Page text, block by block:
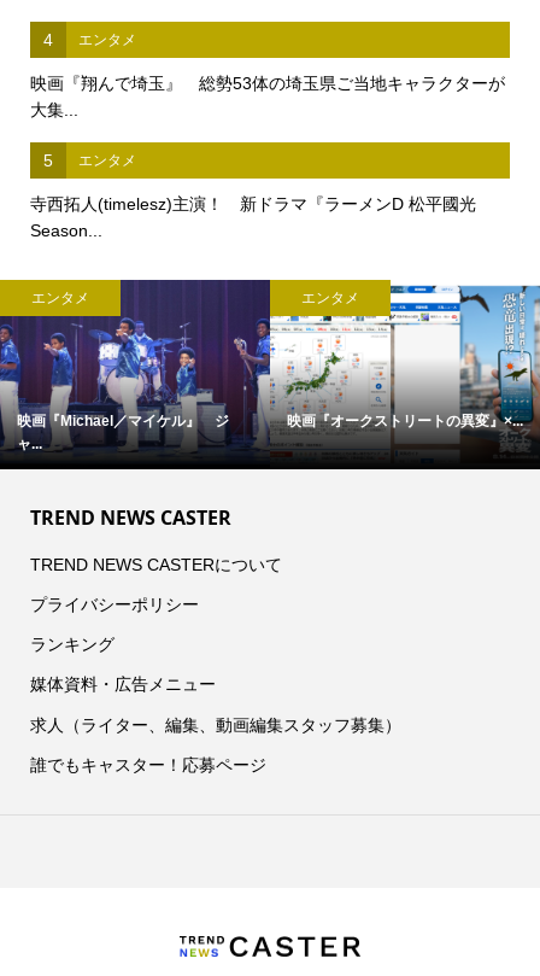
4 エンタメ
映画『翔んで埼玉』 総勢53体の埼玉県ご当地キャラクターが
大集...
5 エンタメ
寺西拓人(timelesz)主演！ 新ドラマ『ラーメンD 松平國光
Season...
エンタメ
映画『Michael／マイケル』 ジ
ャ...
エンタメ
映画『オークストリートの異変』×...
TREND NEWS CASTER
TREND NEWS CASTERについて
プライバシーポリシー
ランキング
媒体資料・広告メニュー
求人（ライター、編集、動画編集スタッフ募集）
誰でもキャスター！応募ページ